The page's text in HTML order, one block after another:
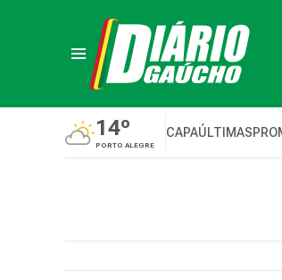
14º
PORTO ALEGRE
CAPAÚLTIMAS